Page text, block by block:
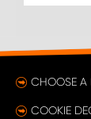
CHOOSE A
COOKIE